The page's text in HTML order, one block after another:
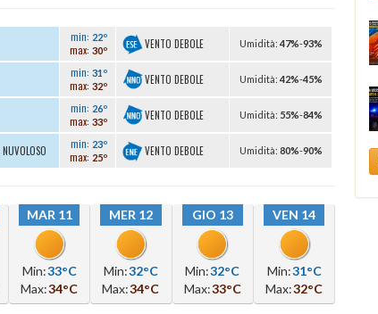
min: 22º
max: 30º VENTO DEBOLE Umidità: 47%-93%
min: 31º
max: 32º VENTO DEBOLE Umidità: 42%-45%
min: 26º
max: 33º VENTO DEBOLE Umidità: 55%-84%
NUVOLOSO min: 23º
max: 25º VENTO DEBOLE Umidità: 80%-90%
MAR 11
Min:33°C
Max:34°C
MER 12
Min:32°C
Max:34°C
GIO 13
Min:32°C
Max:33°C
VEN 14
Min:31°C
Max:32°C